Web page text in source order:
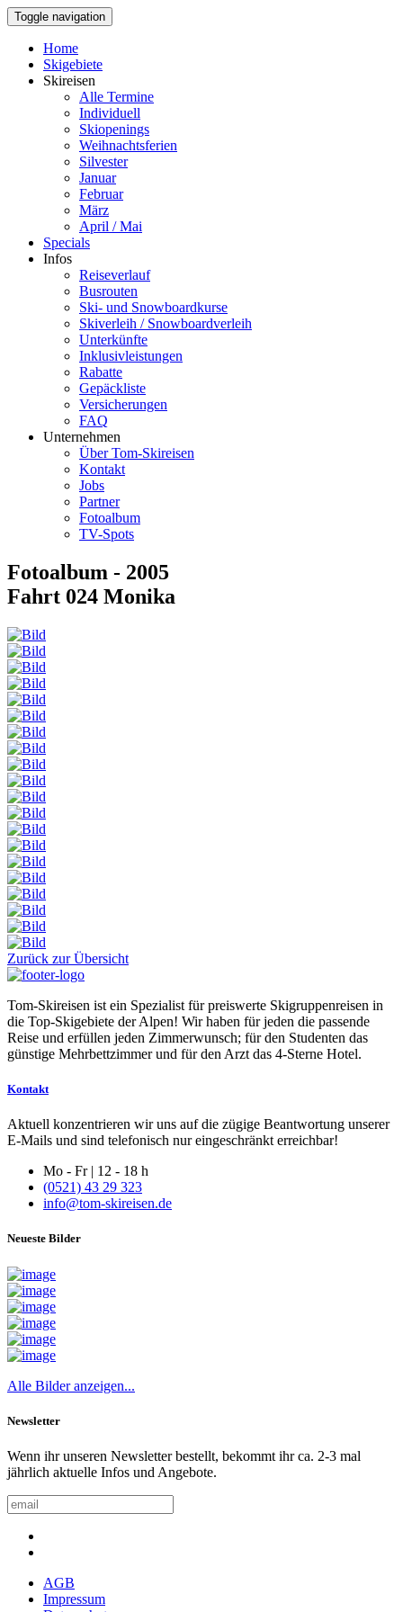
Toggle navigation
Home
Skigebiete
Skireisen
Alle Termine
Individuell
Skiopenings
Weihnachtsferien
Silvester
Januar
Februar
März
April / Mai
Specials
Infos
Reiseverlauf
Busrouten
Ski- und Snowboardkurse
Skiverleih / Snowboardverleih
Unterkünfte
Inklusivleistungen
Rabatte
Gepäckliste
Versicherungen
FAQ
Unternehmen
Über Tom-Skireisen
Kontakt
Jobs
Partner
Fotoalbum
TV-Spots
Fotoalbum - 2005
Fahrt 024 Monika
Zurück zur Übersicht
Tom-Skireisen ist ein Spezialist für preiswerte Skigruppenreisen in
die Top-Skigebiete der Alpen! Wir haben für jeden die passende
Reise und erfüllen jeden Zimmerwunsch; für den Studenten das
günstige Mehrbettzimmer und für den Arzt das 4-Sterne Hotel.
Kontakt
Aktuell konzentrieren wir uns auf die zügige Beantwortung unserer
E-Mails und sind telefonisch nur eingeschränkt erreichbar!
Mo - Fr | 12 - 18 h
(0521) 43 29 323
info@tom-skireisen.de
Neueste Bilder
Alle Bilder anzeigen...
Newsletter
Wenn ihr unseren Newsletter bestellt, bekommt ihr ca. 2-3 mal
jährlich aktuelle Infos und Angebote.
AGB
Impressum